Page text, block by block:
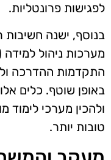
לפגישות פרונטליות.
בנוסף, ישנה חשיבות
התקדמות ההדרכה
באופן שוטף. כלים
ולהכין מערכי לימוד
טובות יותר.